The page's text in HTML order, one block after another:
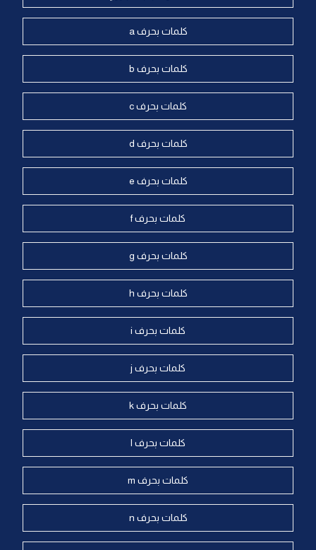
كلمات بحرف a
كلمات بحرف b
كلمات بحرف c
كلمات بحرف d
كلمات بحرف e
كلمات بحرف f
كلمات بحرف g
كلمات بحرف h
كلمات بحرف i
كلمات بحرف j
كلمات بحرف k
كلمات بحرف l
كلمات بحرف m
كلمات بحرف n